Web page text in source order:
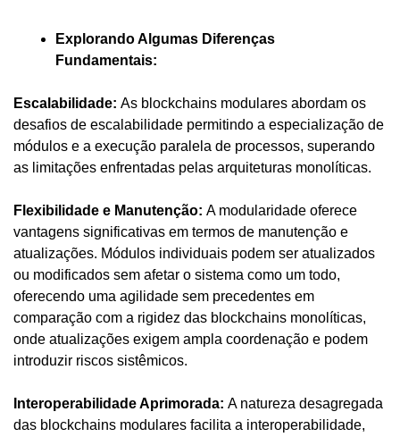
Explorando Algumas Diferenças
Fundamentais:
Escalabilidade: As blockchains modulares abordam os
desafios de escalabilidade permitindo a especialização de
módulos e a execução paralela de processos, superando
as limitações enfrentadas pelas arquiteturas monolíticas.
Flexibilidade e Manutenção: A modularidade oferece
vantagens significativas em termos de manutenção e
atualizações. Módulos individuais podem ser atualizados
ou modificados sem afetar o sistema como um todo,
oferecendo uma agilidade sem precedentes em
comparação com a rigidez das blockchains monolíticas,
onde atualizações exigem ampla coordenação e podem
introduzir riscos sistêmicos.
Interoperabilidade Aprimorada: A natureza desagregada
das blockchains modulares facilita a interoperabilidade,